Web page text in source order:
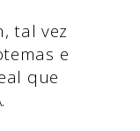
tal vez
e
que